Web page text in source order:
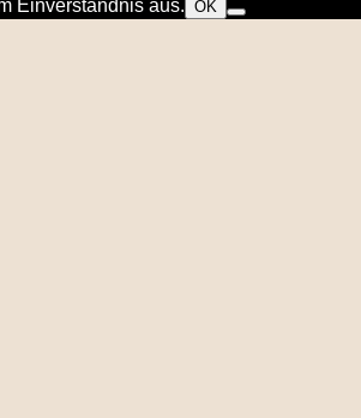
Einverständnis aus. OK